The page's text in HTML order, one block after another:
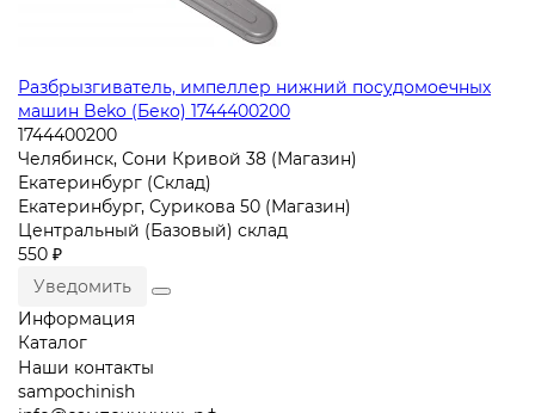
Разбрызгиватель, импеллер нижний посудомоечных
машин Beko (Беко) 1744400200
1744400200
Челябинск, Сони Кривой 38 (Магазин)
Екатеринбург (Склад)
Екатеринбург, Сурикова 50 (Магазин)
Центральный (Базовый) склад
550 ₽
Уведомить
Информация
Каталог
Наши контакты
sampochinish